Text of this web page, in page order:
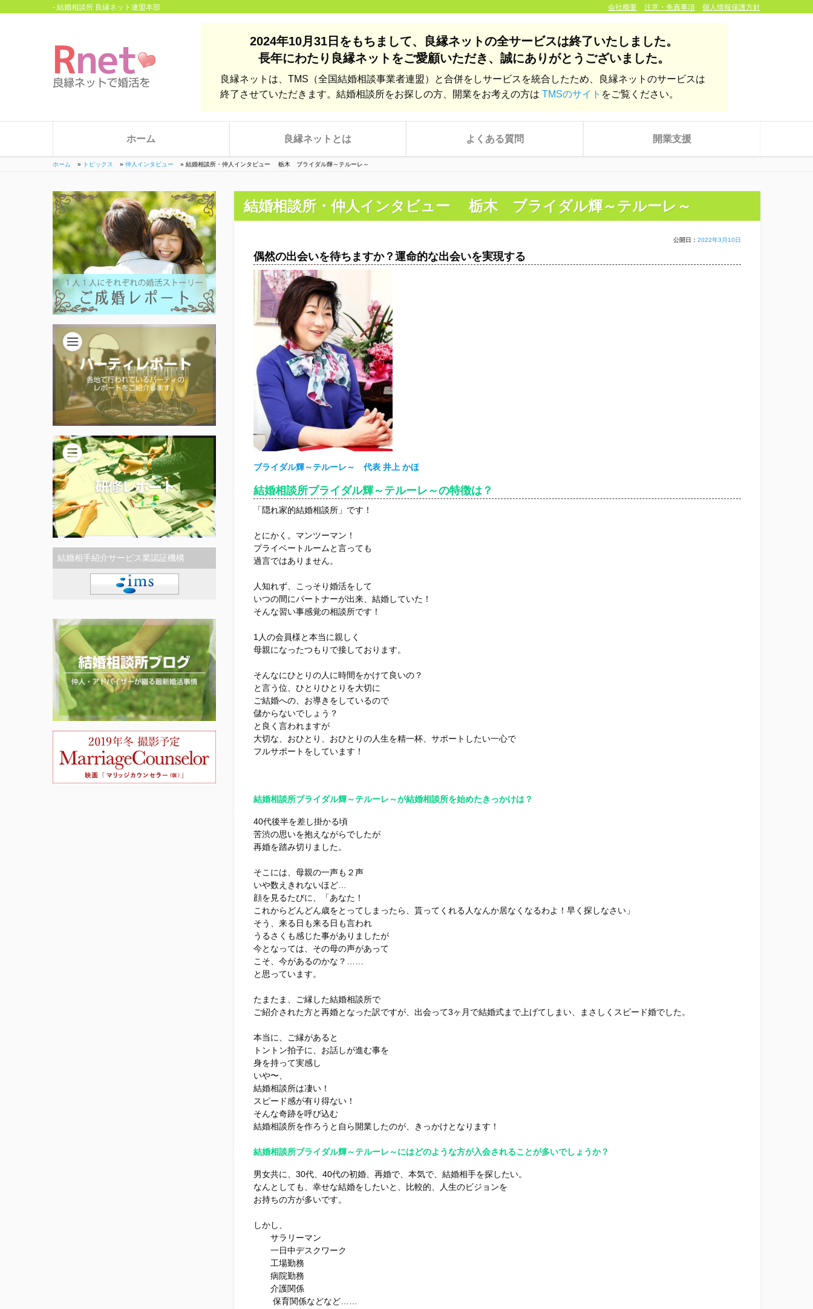
- 結婚相談所 良縁ネット連盟本部 会社概要 注意・免責事項 個人情報保護方針
2024年10月31日をもちまして、
良縁ネットの全サービスは終了いたしました。
長年にわたり良縁ネットをご愛顧いただき、 誠にありがとうございました。
良縁ネットは、TMS（全国結婚相談事業者連盟）と合併をしサービスを統合したため、良縁ネットのサービスは
終了させていただきます。結婚相談所をお探しの方、開業をお考えの方は TMSのサイト をご覧ください。
ホーム 良縁ネットとは よくある質問 開業支援
ホーム » トピックス » 仲人インタビュー » 結婚相談所・仲人インタビュー 栃木 ブライダル輝～テルーレ～
結婚相手紹介サービス業認証機構
結婚相談所・仲人インタビュー 栃木 ブライダル輝～テルーレ～
公開日： 2022年3月10日
偶然の出会いを待ちますか？運命的な出会いを実現する
ブライダル輝～テルーレ～ 代表 井上 かほ
結婚相談所ブライダル輝～テルーレ～の特徴は？
「隠れ家的結婚相談所」です！
とにかく。マンツーマン！
プライベートルームと言っても
過言ではありません。
人知れず、こっそり婚活をして
いつの間にパートナーが出来、結婚していた！
そんな習い事感覚の相談所です！
1人の会員様と本当に親しく
母親になったつもりで接しております。
そんなにひとりの人に時間をかけて良いの？
と言う位、ひとりひとりを大切に
ご結婚への、お導きをしているので
儲からないでしょう？
と良く言われますが
大切な、おひとり、おひとりの人生を精一杯、サポートしたい一心で
フルサポートをしています！
結婚相談所ブライダル輝～テルーレ～が結婚相談所を始めたきっかけは？
40代後半を差し掛かる頃
苦渋の思いを抱えながらでしたが
再婚を踏み切りました。
そこには、母親の一声も２声
いや数えきれないほど…
顔を見るたびに、「あなた！
これからどんどん歳をとってしまったら、貰ってくれる人なんか居なくなるわよ！早く探しなさい」
そう、来る日も来る日も言われ
うるさくも感じた事がありましたが
今となっては、その母の声があって
こそ、今があるのかな？……
と思っています。
たまたま、ご縁した結婚相談所で
ご紹介された方と再婚となった訳ですが、出会って3ヶ月で結婚式まで上げてしまい、まさしくスピード婚でした。
本当に、ご縁があると
トントン拍子に、お話しが進む事を
身を持って実感し
いや〜、
結婚相談所は凄い！
スピード感が有り得ない！
そんな奇跡を呼び込む
結婚相談所を作ろうと自ら開業したのが、きっかけとなります！
結婚相談所ブライダル輝～テルーレ～にはどのような方が入会されることが多いでしょうか？
男女共に、30代、40代の初婚、再婚で、本気で、結婚相手を探したい。
なんとしても、幸せな結婚をしたいと、比較的、人生のビジョンを
お持ちの方が多いです。
しかし、
サラリーマン
一日中デスクワーク
工場勤務
病院勤務
介護関係
保育関係などなど……